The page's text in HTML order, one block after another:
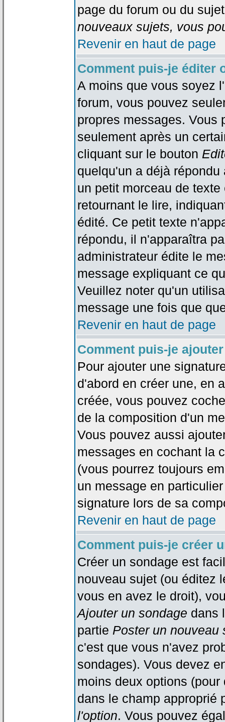
page du forum ou du
nouveaux sujets, vous
Revenir en haut de page
Comment puis-je éditer
A moins que vous soyez
forum, vous pouvez
propres messages. Vous
seulement après un
cliquant sur le bouton
quelqu'un a déjà
un petit morceau de
retournant le lire,
édité. Ce petit texte
répondu, il n'apparaîtra
administrateur édite le
message expliquant ce
Veuillez noter qu'un
message une fois que
Revenir en haut de page
Comment puis-je
Pour ajouter une
d'abord en créer une, en
créée, vous pouvez
de la composition d'un
Vous pouvez aussi
messages en cochant la
(vous pourrez toujours
un message en
signature lors de sa
Revenir en haut de page
Comment puis-je créer
Créer un sondage est
nouveau sujet (ou éditez
vous en avez le droit),
Ajouter un sondage dans
partie Poster un nouveau
c'est que vous n'avez
sondages). Vous devez
moins deux options
dans le champ
l'option. Vous pouvez